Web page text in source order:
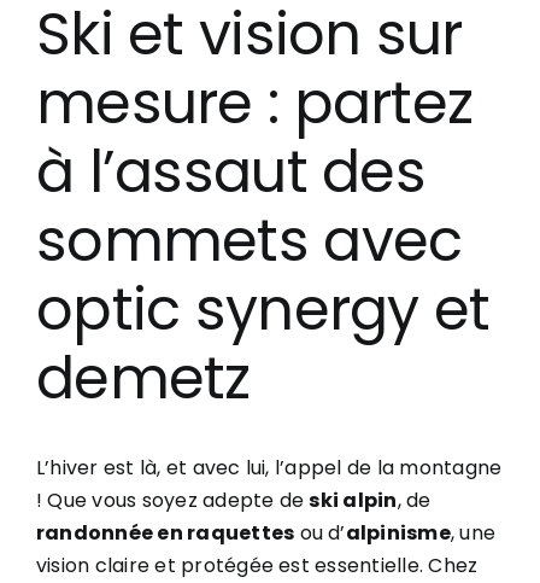
Ski et vision sur
mesure : partez
à l’assaut des
sommets avec
optic synergy et
demetz
L’hiver est là, et avec lui, l’appel de la montagne
! Que vous soyez adepte deski alpin, de
randonnée en raquettes ou d’alpinisme, une
vision claire et protégée est essentielle. Chez